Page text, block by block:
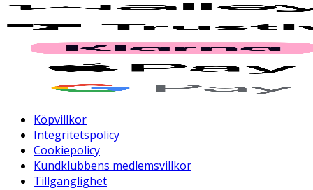
Köpvillkor
Integritetspolicy
Cookiepolicy
Kundklubbens medlemsvillkor
Tillgänglighet